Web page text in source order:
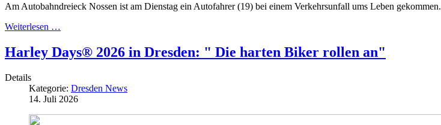
Am Autobahndreieck Nossen ist am Dienstag ein Autofahrer (19) bei einem Verkehrsunfall ums Leben gekommen.
Weiterlesen …
Harley Days® 2026 in Dresden: " Die harten Biker rollen an"
Details
Kategorie: Dresden News
14. Juli 2026